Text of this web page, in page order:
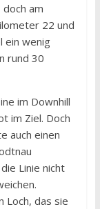
am
22 und
ein wenig
rund 30
im Downhill
im Ziel. Doch
auch einen
Linie nicht
Loch, das sie